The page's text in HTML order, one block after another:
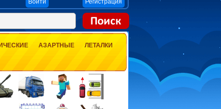
Войти Регистрация
АЗАРТНЫЕ
ЛЕТАЛКИ